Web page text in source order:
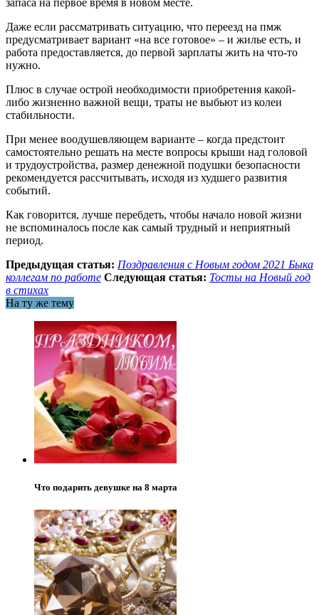
запаса на первое время в новом месте.
Даже если рассматривать ситуацию, что переезд на пмж
предусматривает вариант «на все готовое» – и жилье есть, и
работа предоставляется, до первой зарплаты жить на что-то
нужно.
Плюс в случае острой необходимости приобретения какой-
либо жизненно важной вещи, траты не выбьют из колеи
стабильности.
При менее воодушевляющем варианте – когда предстоит
самостоятельно решать на месте вопросы крыши над головой
и трудоустройства, размер денежной подушки безопасности
рекомендуется рассчитывать, исходя из худшего развития
событий.
Как говорится, лучше перебдеть, чтобы начало новой жизни
не вспоминалось после как самый трудный и неприятный
период.
Предыдущая статья: Поздравления с Новым годом 2021 Быка
коллегам по работе Следующая статья: Тосты на Новый год
в стихах
На ту же тему
Что подарить девушке на 8 марта